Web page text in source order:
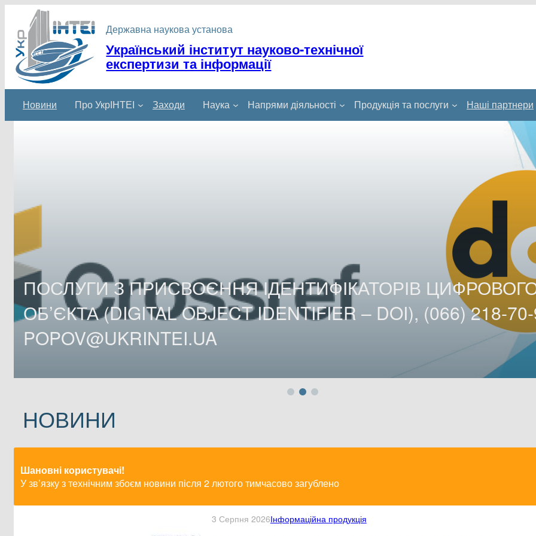
Перейти
вмісту
Державна наукова установа
Український інститут науково-технічної
експертизи та інформації
Новини Про УкрІНТЕІ Заходи Наука Напрями діяльності Продукція та послуги Наші партнери
ПОСЛУГИ З ПРИСВОЄННЯ ІДЕНТИФІКАТОРІВ
ОБ’ЄКТА (DIGITAL OBJECT IDENTIFIER – DOI), (066) 218-
POPOV@UKRINTEI.UA
НОВИНИ
Шановні користувачі!
У зв’язку з технічним збоєм новини після 2 лютого тимчасово загублено
3 Серпня 2026Інформаційна продукція